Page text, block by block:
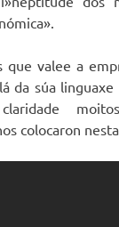
que valee a
da súa
colocaron